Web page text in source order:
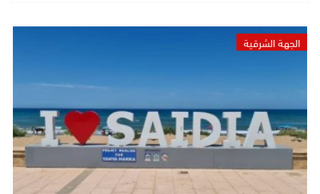
الجهة الشرقية